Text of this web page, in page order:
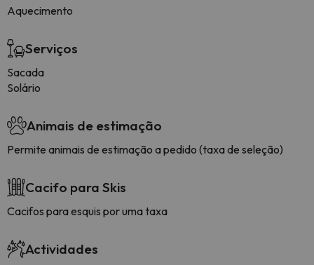
Aquecimento
Serviços
Sacada
Solário
Animais de estimação
Permite animais de estimação a pedido (taxa de seleção)
Cacifo para Skis
Cacifos para esquis por uma taxa
Actividades